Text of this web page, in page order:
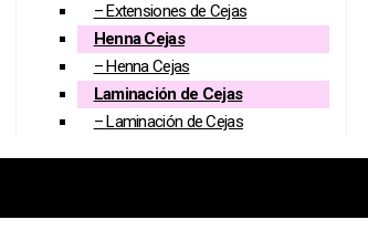
– Extensiones de Cejas
Henna Cejas
– Henna Cejas
Laminación de Cejas
– Laminación de Cejas
sean más flexibles
las pestañas después del procedimiento.